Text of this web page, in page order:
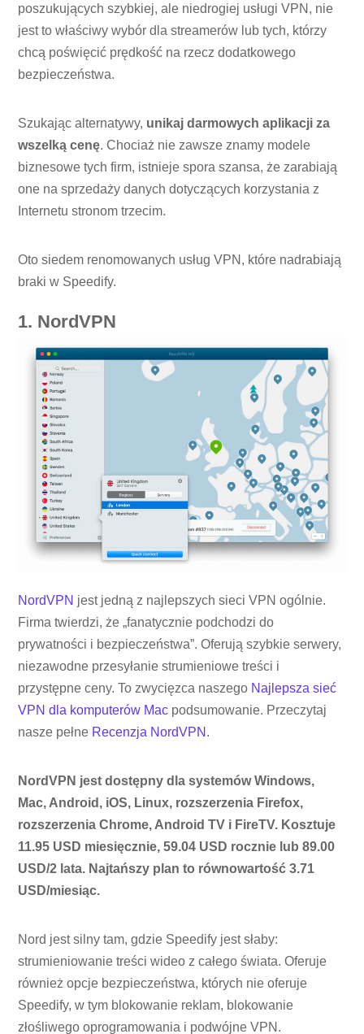
poszukujących szybkiej, ale niedrogiej usługi VPN, nie
jest to właściwy wybór dla streamerów lub tych, którzy
chcą poświęcić prędkość na rzecz dodatkowego
bezpieczeństwa.
Szukając alternatywy, unikaj darmowych aplikacji za
wszelką cenę. Chociaż nie zawsze znamy modele
biznesowe tych firm, istnieje spora szansa, że ​​zarabiają
one na sprzedaży danych dotyczących korzystania z
Internetu stronom trzecim.
Oto siedem renomowanych usług VPN, które nadrabiają
braki w Speedify.
1. NordVPN
NordVPN jest jedną z najlepszych sieci VPN ogólnie.
Firma twierdzi, że „fanatycznie podchodzi do
prywatności i bezpieczeństwa”. Oferują szybkie serwery,
niezawodne przesyłanie strumieniowe treści i
przystępne ceny. To zwycięzca naszego Najlepsza sieć
VPN dla komputerów Mac podsumowanie. Przeczytaj
nasze pełne Recenzja NordVPN .
NordVPN jest dostępny dla systemów Windows,
Mac, Android, iOS, Linux, rozszerzenia Firefox,
rozszerzenia Chrome, Android TV i FireTV. Kosztuje
11.95 USD miesięcznie, 59.04 USD rocznie lub 89.00
USD/2 lata. Najtańszy plan to równowartość 3.71
USD/miesiąc.
Nord jest silny tam, gdzie Speedify jest słaby:
strumieniowanie treści wideo z całego świata. Oferuje
również opcje bezpieczeństwa, których nie oferuje
Speedify, w tym blokowanie reklam, blokowanie
złośliwego oprogramowania i podwójne VPN.